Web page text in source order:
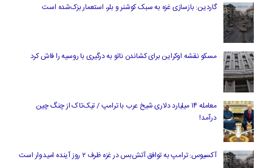
گاردین: بازسازی غزه به سبک کوشنر و بلر، استعمار بزک‌شده است
مسکو نقشه اوکراین برای کشاندن ناتو به درگیری با روسیه را فاش کرد
معامله ۱۴ میلیارد دلاری شیخ عرب با ترامپ / تیک‌تاک از چنگ چین
درآمد!
آکسیوس: ترامپ به توافق آتش‌بس در غزه ظرف ۲ روز آینده امیدوار است